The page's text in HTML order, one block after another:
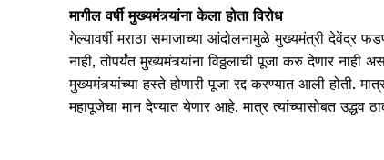
मागील वर्षी मुख्यमंत्र्यांना केला होता विरोध
गेल्यावर्षी मराठा समाजाच्या आंदोलनामुळे मुख्यमंत्री देवेंद्र
नाही, तोपर्यंत मुख्यमंत्र्यांना विठ्ठलाची पूजा करु देणार नाही
मुख्यमंत्र्यांच्या हस्ते होणारी पूजा रद्द करण्यात आली होती.
महापूजेचा मान देण्यात येणार आहे. मात्र त्यांच्यासोबत